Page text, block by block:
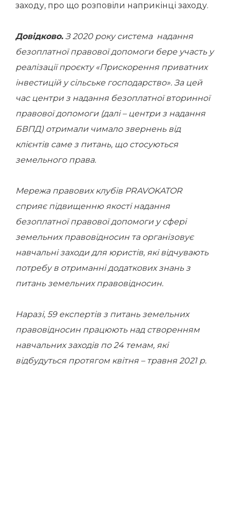
заходу, про що розповіли наприкінці заходу.
Довідково. З 2020 року система надання
безоплатної правової допомоги бере участь у
реалізації проєкту «Прискорення приватних
інвестицій у сільське господарство». За цей
час центри з надання безоплатної вторинної
правової допомоги (далі – центри з надання
БВПД) отримали чимало звернень від
клієнтів саме з питань, що стосуються
земельного права.
Мережа правових клубів PRAVOKATOR
сприяє підвищенню якості надання
безоплатної правової допомоги у сфері
земельних правовідносин та організовує
навчальні заходи для юристів, які відчувають
потребу в отриманні додаткових знань з
питань земельних правовідносин.
Наразі, 59 експертів з питань земельних
правовідносин працюють над створенням
навчальних заходів по 24 темам, які
відбудуться протягом квітня – травня 2021 р.